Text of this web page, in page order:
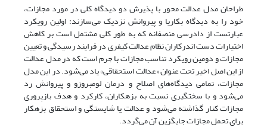
طراحان مدل عدالت محور با پذیرش دو دیدگاه کلی در مورد مجازات،
خود را به دیدگاه بکاریا و پیروانش نزدیک می‌سازند: اولین رویکرد
عبارتست از دادرسی منصفانه که به طور کلی مشتمل است بر کاهش
اختیارات دست اندرکاران نظام عدالت کیفری در فرایند رسیدگی و تعیین
مجازات و دومین رویکرد تناسب مجازات با جرم است که در مدل عدالت
از این اصل اخیر تحت عنوان «عدالت استحقاقی» یاد می‌شود. در این مدل
مجازات، تمامی دیدگاه‌های اصلاح و درمان لومبروزو و پیروانش رد
می‌شود و با سختگیری نسبت به بزهکاران، کارکرد و هدف بازپروری
مجازات کنار گذاشته می‌شود و عدالت یا شایستگی و استحقاق بزهکار
برای تحمل مجازات جایگزین آن می‌گردد.